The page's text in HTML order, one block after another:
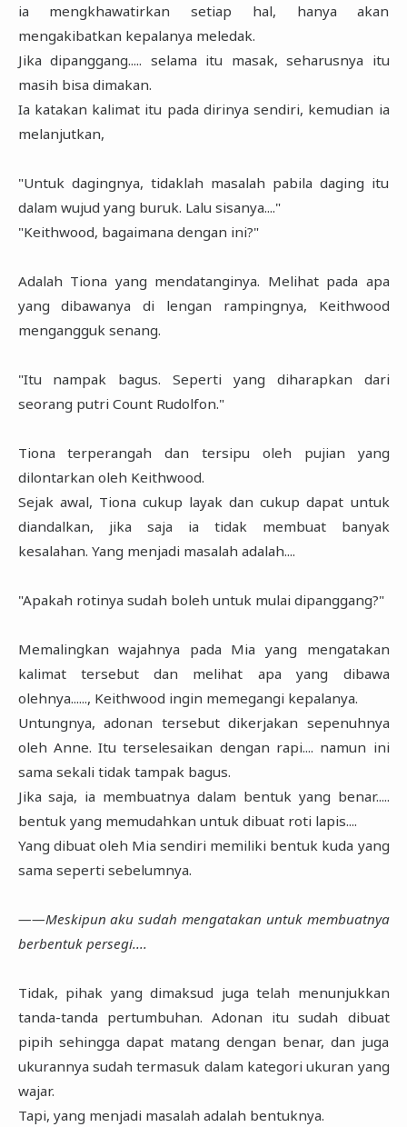
ia mengkhawatirkan setiap hal, hanya akan
mengakibatkan kepalanya meledak.
Jika dipanggang..... selama itu masak, seharusnya itu
masih bisa dimakan.
Ia katakan kalimat itu pada dirinya sendiri, kemudian ia
melanjutkan,
"Untuk dagingnya, tidaklah masalah pabila daging itu
dalam wujud yang buruk. Lalu sisanya...."
"Keithwood, bagaimana dengan ini?"
Adalah Tiona yang mendatanginya. Melihat pada apa
yang dibawanya di lengan rampingnya, Keithwood
mengangguk senang.
"Itu nampak bagus. Seperti yang diharapkan dari
seorang putri Count Rudolfon."
Tiona terperangah dan tersipu oleh pujian yang
dilontarkan oleh Keithwood.
Sejak awal, Tiona cukup layak dan cukup dapat untuk
diandalkan, jika saja ia tidak membuat banyak
kesalahan. Yang menjadi masalah adalah....
"Apakah rotinya sudah boleh untuk mulai dipanggang?"
Memalingkan wajahnya pada Mia yang mengatakan
kalimat tersebut dan melihat apa yang dibawa
olehnya......, Keithwood ingin memegangi kepalanya.
Untungnya, adonan tersebut dikerjakan sepenuhnya
oleh Anne. Itu terselesaikan dengan rapi.... namun ini
sama sekali tidak tampak bagus.
Jika saja, ia membuatnya dalam bentuk yang benar.....
bentuk yang memudahkan untuk dibuat roti lapis....
Yang dibuat oleh Mia sendiri memiliki bentuk kuda yang
sama seperti sebelumnya.
――Meskipun aku sudah mengatakan untuk membuatnya
berbentuk persegi....
Tidak, pihak yang dimaksud juga telah menunjukkan
tanda-tanda pertumbuhan. Adonan itu sudah dibuat
pipih sehingga dapat matang dengan benar, dan juga
ukurannya sudah termasuk dalam kategori ukuran yang
wajar.
Tapi, yang menjadi masalah adalah bentuknya.